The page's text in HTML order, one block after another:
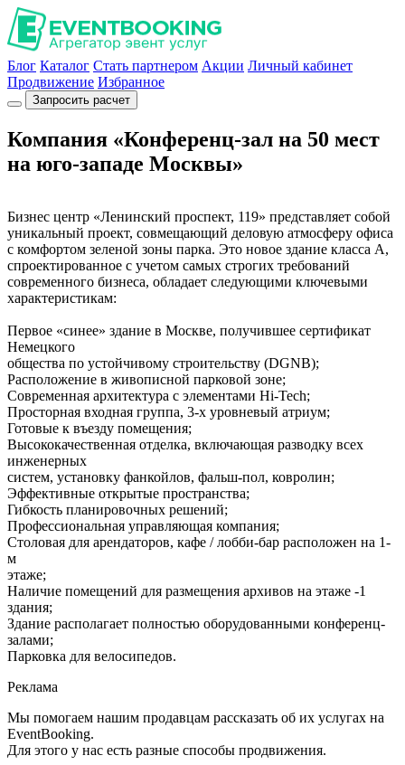
Блог Каталог Стать партнером Акции Личный кабинет
Продвижение Избранное
Запросить расчет
Компания «Конференц-зал на 50 мест
на юго-западе Москвы»
Бизнес центр «Ленинский проспект, 119» представляет собой
уникальный проект, совмещающий деловую атмосферу офиса
с комфортом зеленой зоны парка. Это новое здание класса А,
спроектированное с учетом самых строгих требований
современного бизнеса, обладает следующими ключевыми
характеристикам:
Первое «синее» здание в Москве, получившее сертификат
Немецкого
общества по устойчивому строительству (DGNB);
Расположение в живописной парковой зоне;
Современная архитектура с элементами Hi-Tech;
Просторная входная группа, 3-х уровневый атриум;
Готовые к въезду помещения;
Высококачественная отделка, включающая разводку всех
инженерных
систем, установку фанкойлов, фальш-пол, ковролин;
Эффективные открытые пространства;
Гибкость планировочных решений;
Профессиональная управляющая компания;
Столовая для арендаторов, кафе / лобби-бар расположен на 1-
м
этаже;
Наличие помещений для размещения архивов на этаже -1
здания;
Здание располагает полностью оборудованными конференц-
залами;
Парковка для велосипедов.
Реклама
Мы помогаем нашим продавцам рассказать об их услугах на
EventBooking.
Для этого у нас есть разные способы продвижения.